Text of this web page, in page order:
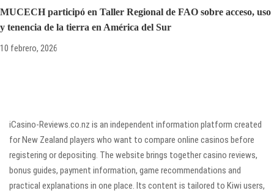
MUCECH participó en Taller Regional de FAO sobre acceso, uso
y tenencia de la tierra en América del Sur
10 febrero, 2026
iCasino-Reviews.co.nz is an independent information platform created
for New Zealand players who want to compare online casinos before
registering or depositing. The website brings together casino reviews,
bonus guides, payment information, game recommendations and
practical explanations in one place. Its content is tailored to Kiwi users,